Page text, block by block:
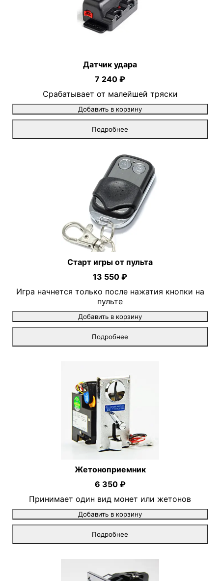
Датчик удара
7 240 ₽
Срабатывает от малейшей тряски
Добавить в корзину
Подробнее
Старт игры от пульта
13 550 ₽
Игра начнется только после нажатия кнопки на
пульте
Добавить в корзину
Подробнее
Жетоноприемник
6 350 ₽
Принимает один вид монет или жетонов
Добавить в корзину
Подробнее